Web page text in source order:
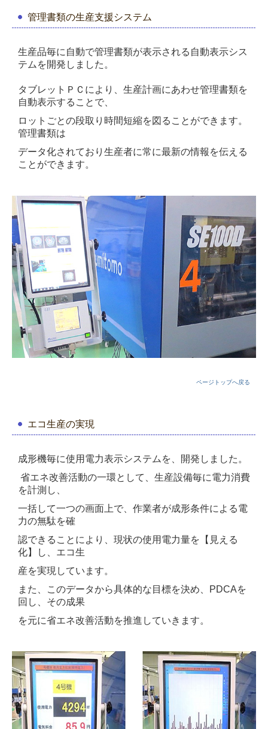
管理書類の生産支援システム
生産品毎に自動で管理書類が表示される自動表示シス
テムを開発しました。
タブレットＰＣにより、生産計画にあわせ管理書類を
自動表示することで、
ロットごとの段取り時間短縮を図ることができます。
管理書類は
データ化されており 生産者に常に最新の情報を伝える
ことができま す。
ページトップへ戻る
エコ生産の実現
成形機毎に使用電力表示システムを、開発しました。
省エネ改善活動の一環として、生産設備毎に電力消費
を計測し、
一括して一つの画面上で、作業者が成形条件による電
力の無駄を確
認できることにより、現状の使用電力量を【見える
化】し、エコ生
産を実現しています。
また、このデータから具体的な目標を決め、PDCAを
回し、その成果
を元に省エネ改善活動を推進していきます。